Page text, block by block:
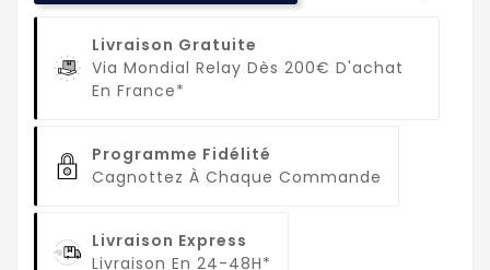
Livraison Gratuite
Via Mondial Relay Dès 200€ D'achat
En France*
Programme Fidélité
Cagnottez À Chaque Commande
Livraison Express
Livraison En 24-48H*